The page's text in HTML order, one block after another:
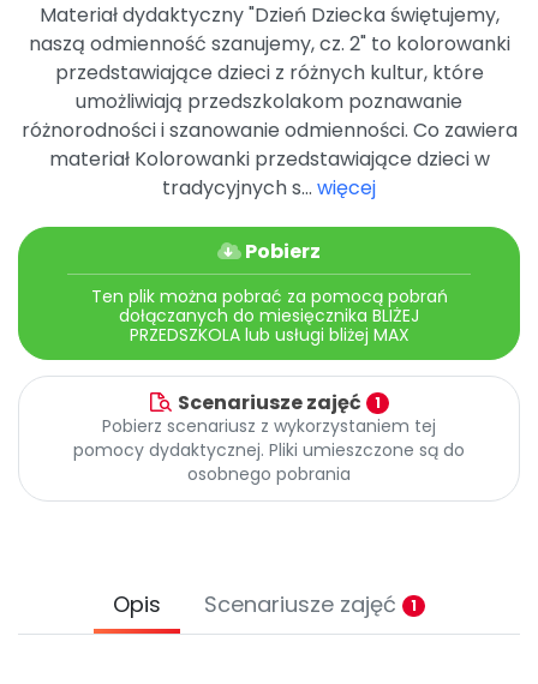
Materiał dydaktyczny "Dzień Dziecka świętujemy,
naszą odmienność szanujemy, cz. 2" to kolorowanki
przedstawiające dzieci z różnych kultur, które
umożliwiają przedszkolakom poznawanie
różnorodności i szanowanie odmienności. Co zawiera
materiał Kolorowanki przedstawiające dzieci w
tradycyjnych s... więcej
Pobierz
Ten plik można pobrać za pomocą pobrań
dołączanych do miesięcznika BLIŻEJ
PRZEDSZKOLA lub usługi bliżej MAX
Scenariusze zajęć 1
Pobierz scenariusz z wykorzystaniem tej
pomocy dydaktycznej. Pliki umieszczone są do
osobnego pobrania
Opis Scenariusze zajęć 1